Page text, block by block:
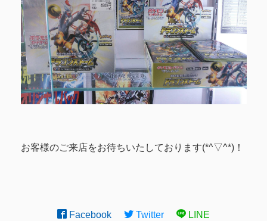
お客様のご来店をお待ちいたしております(*^▽^*)！
Facebook Twitter LINE